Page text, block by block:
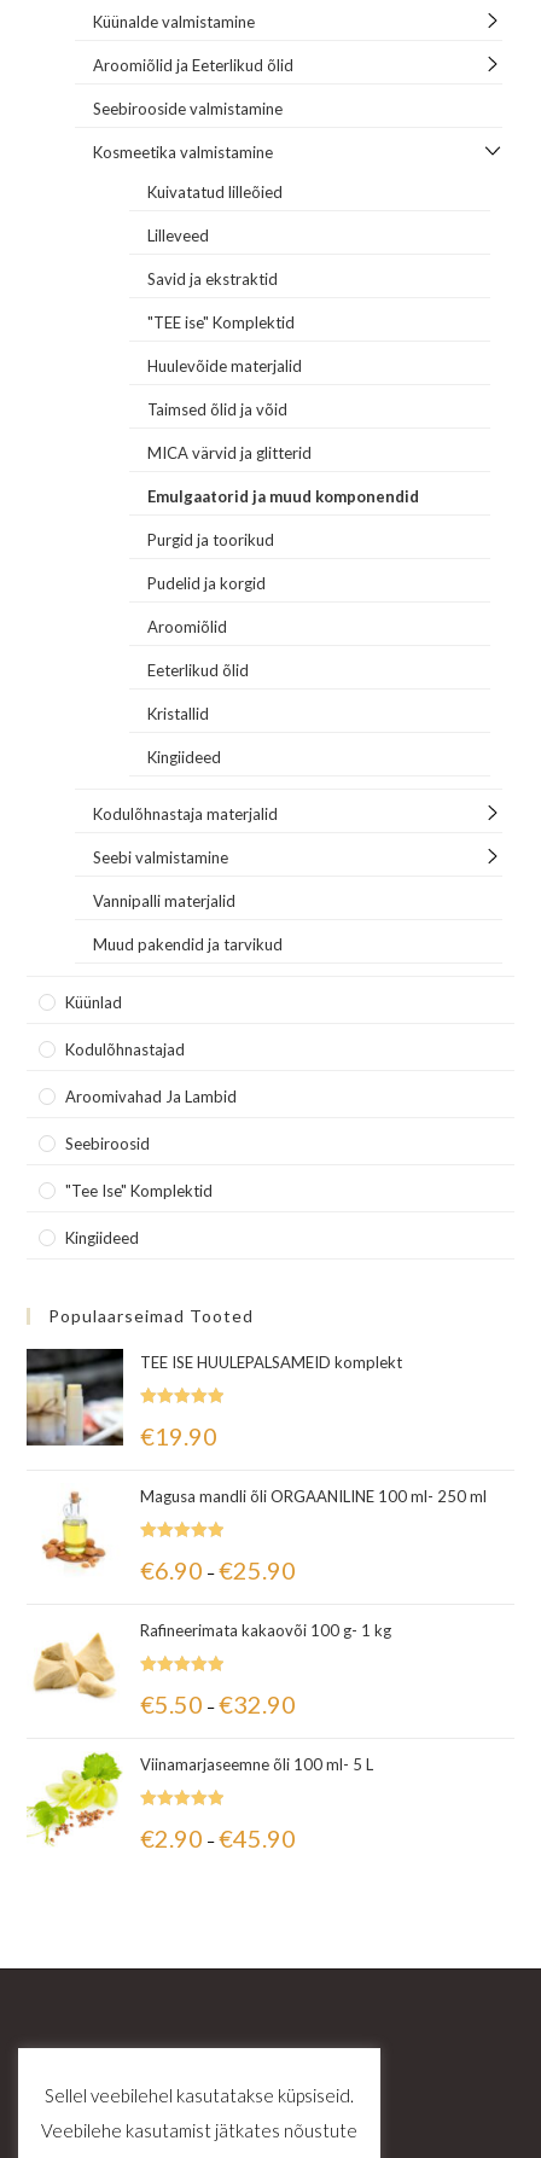
Küünalde valmistamine
Aroomiõlid ja Eeterlikud õlid
Seebirooside valmistamine
Kosmeetika valmistamine
Kuivatatud lilleõied
Lilleveed
Savid ja ekstraktid
"TEE ise" Komplektid
Huulevõide materjalid
Taimsed õlid ja võid
MICA värvid ja glitterid
Emulgaatorid ja muud komponendid
Purgid ja toorikud
Pudelid ja korgid
Aroomiõlid
Eeterlikud õlid
Kristallid
Kingiideed
Kodulõhnastaja materjalid
Seebi valmistamine
Vannipalli materjalid
Muud pakendid ja tarvikud
Küünlad
Kodulõhnastajad
Aroomivahad Ja Lambid
Seebiroosid
"Tee Ise" Komplektid
Kingiideed
Populaarseimad Tooted
TEE ISE HUULEPALSAMEID komplekt
5.00 / 5
€19.90
Magusa mandli õli ORGAANILINE 100 ml- 250 ml
5.00/ 5
€6.90 – €25.90
Rafineerimata kakaovõi 100 g- 1 kg
5.00 / 5
€5.50 – €32.90
Viinamarjaseemne õli 100 ml- 5 L
5.00 / 5
€2.90 – €45.90
Sellel veebilehel kasutatakse küpsiseid.
Veebilehe kasutamist jätkates nõustute